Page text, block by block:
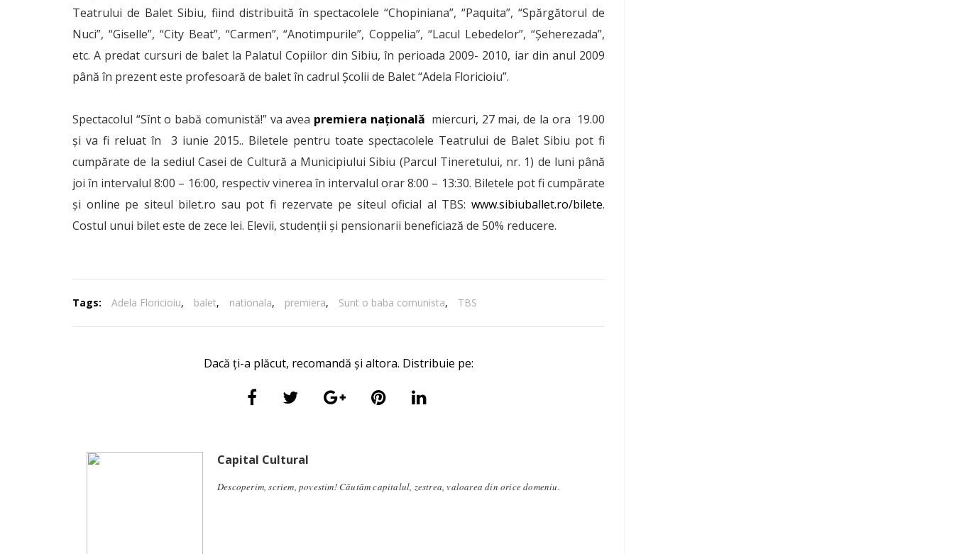
Teatrului de Balet Sibiu, fiind distribuită în spectacolele “Chopiniana”, “Paquita”, “Spărgătorul de
Nuci”, “Giselle”, “City Beat”, “Carmen”, “Anotimpurile”, Coppelia”, “Lacul Lebedelor”, “Șeherezada”,
etc. A predat cursuri de balet la Palatul Copiilor din Sibiu, în perioada 2009- 2010, iar din anul 2009
până în prezent este profesoară de balet în cadrul Școlii de Balet “Adela Floricioiu”.
Spectacolul “Sînt o babă comunistă!” va avea premiera națională miercuri, 27 mai, de la ora 19.00
și va fi reluat în 3 iunie 2015.. Biletele pentru toate spectacolele Teatrului de Balet Sibiu pot fi
cumpărate de la sediul Casei de Cultură a Municipiului Sibiu (Parcul Tineretului, nr. 1) de luni până
joi în intervalul 8:00 – 16:00, respectiv vinerea în intervalul orar 8:00 – 13:30. Biletele pot fi cumpărate
și online pe siteul bilet.ro sau pot fi rezervate pe siteul oficial al TBS: www.sibiuballet.ro/bilete.
Costul unui bilet este de zece lei. Elevii, studenții și pensionarii beneficiază de 50% reducere.
Tags: Adela Floricioiu, balet, nationala, premiera, Sunt o baba comunista, TBS
Dacă ți-a plăcut, recomandă și altora. Distribuie pe:
Capital Cultural
Descoperim, scriem, povestim! Căutăm capitalul, zestrea, valoarea din orice domeniu.